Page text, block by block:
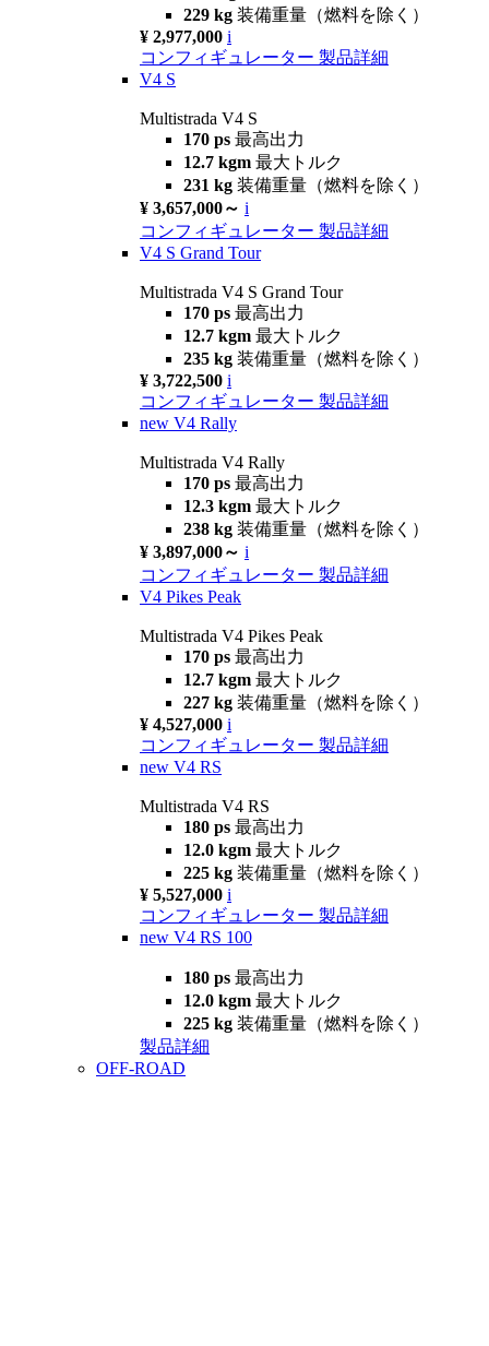
229 kg 装備重量（燃料を除く）
¥ 2,977,000 i
コンフィギュレーター 製品詳細
V4 S
Multistrada V4 S
170 ps 最高出力
12.7 kgm 最大トルク
231 kg 装備重量（燃料を除く）
¥ 3,657,000～ i
コンフィギュレーター 製品詳細
V4 S Grand Tour
Multistrada V4 S Grand Tour
170 ps 最高出力
12.7 kgm 最大トルク
235 kg 装備重量（燃料を除く）
¥ 3,722,500 i
コンフィギュレーター 製品詳細
new V4 Rally
Multistrada V4 Rally
170 ps 最高出力
12.3 kgm 最大トルク
238 kg 装備重量（燃料を除く）
¥ 3,897,000～ i
コンフィギュレーター 製品詳細
V4 Pikes Peak
Multistrada V4 Pikes Peak
170 ps 最高出力
12.7 kgm 最大トルク
227 kg 装備重量（燃料を除く）
¥ 4,527,000 i
コンフィギュレーター 製品詳細
new V4 RS
Multistrada V4 RS
180 ps 最高出力
12.0 kgm 最大トルク
225 kg 装備重量（燃料を除く）
¥ 5,527,000 i
コンフィギュレーター 製品詳細
new V4 RS 100
180 ps 最高出力
12.0 kgm 最大トルク
225 kg 装備重量（燃料を除く）
製品詳細
OFF-ROAD